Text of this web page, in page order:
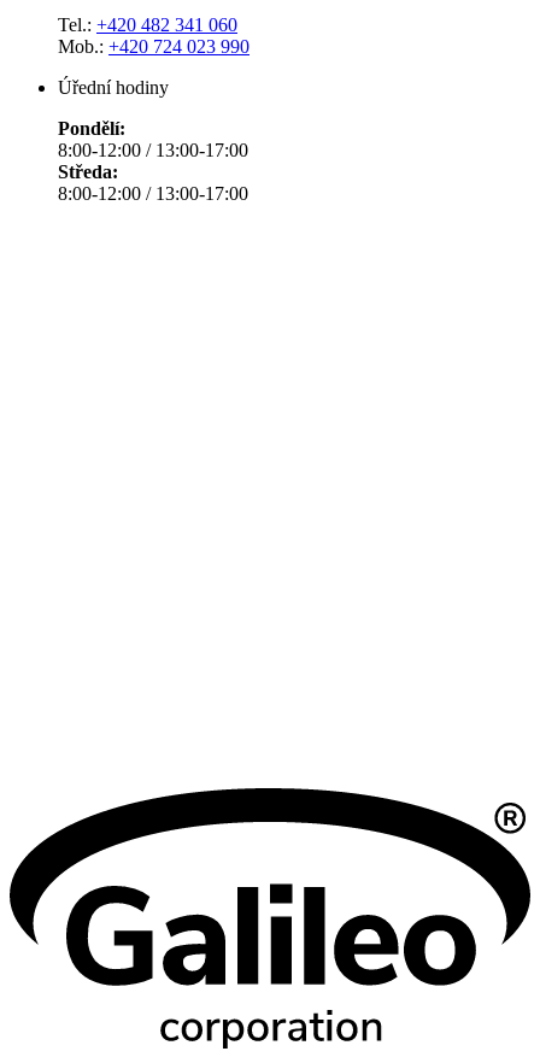
Tel.: +420 482 341 060
Mob.: +420 724 023 990
Úřední hodiny
Pondělí:
8:00-12:00 / 13:00-17:00
Středa:
8:00-12:00 / 13:00-17:00